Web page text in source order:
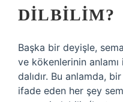
DILBILIM?
Başka bir deyişle,
ve kökenlerinin
dalıdır. Bu anlamda,
ifade eden her şey